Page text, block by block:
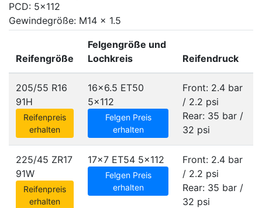
PCD: 5x112
Gewindegröße: M14 x 1.5
Reifengröße
Felgengröße und
Lochkreis
Reifendruck
205/55 R16
91H
Reifenpreis
erhalten
16x6.5 ET50
5x112
Felgen Preis
erhalten
Front: 2.4 bar
/ 2.2 psi
Rear: 35 bar /
32 psi
225/45 ZR17
91W
Reifenpreis
erhalten
17x7 ET54 5x112
Felgen Preis
erhalten
Front: 2.4 bar
/ 2.2 psi
Rear: 35 bar /
32 psi